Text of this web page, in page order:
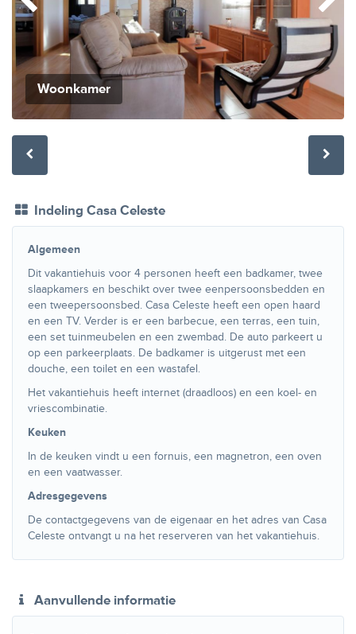
Woonkamer
Indeling Casa Celeste
Algemeen
Dit vakantiehuis voor 4 personen heeft een badkamer, twee
slaapkamers en beschikt over twee eenpersoonsbedden en
een tweepersoonsbed. Casa Celeste heeft een open haard
en een TV. Verder is er een barbecue, een terras, een tuin,
een set tuinmeubelen en een zwembad. De auto parkeert u
op een parkeerplaats. De badkamer is uitgerust met een
douche, een toilet en een wastafel.
Het vakantiehuis heeft internet (draadloos) en een koel- en
vriescombinatie.
Keuken
In de keuken vindt u een fornuis, een magnetron, een oven
en een vaatwasser.
Adresgegevens
De contactgegevens van de eigenaar en het adres van Casa
Celeste ontvangt u na het reserveren van het vakantiehuis.
Aanvullende informatie